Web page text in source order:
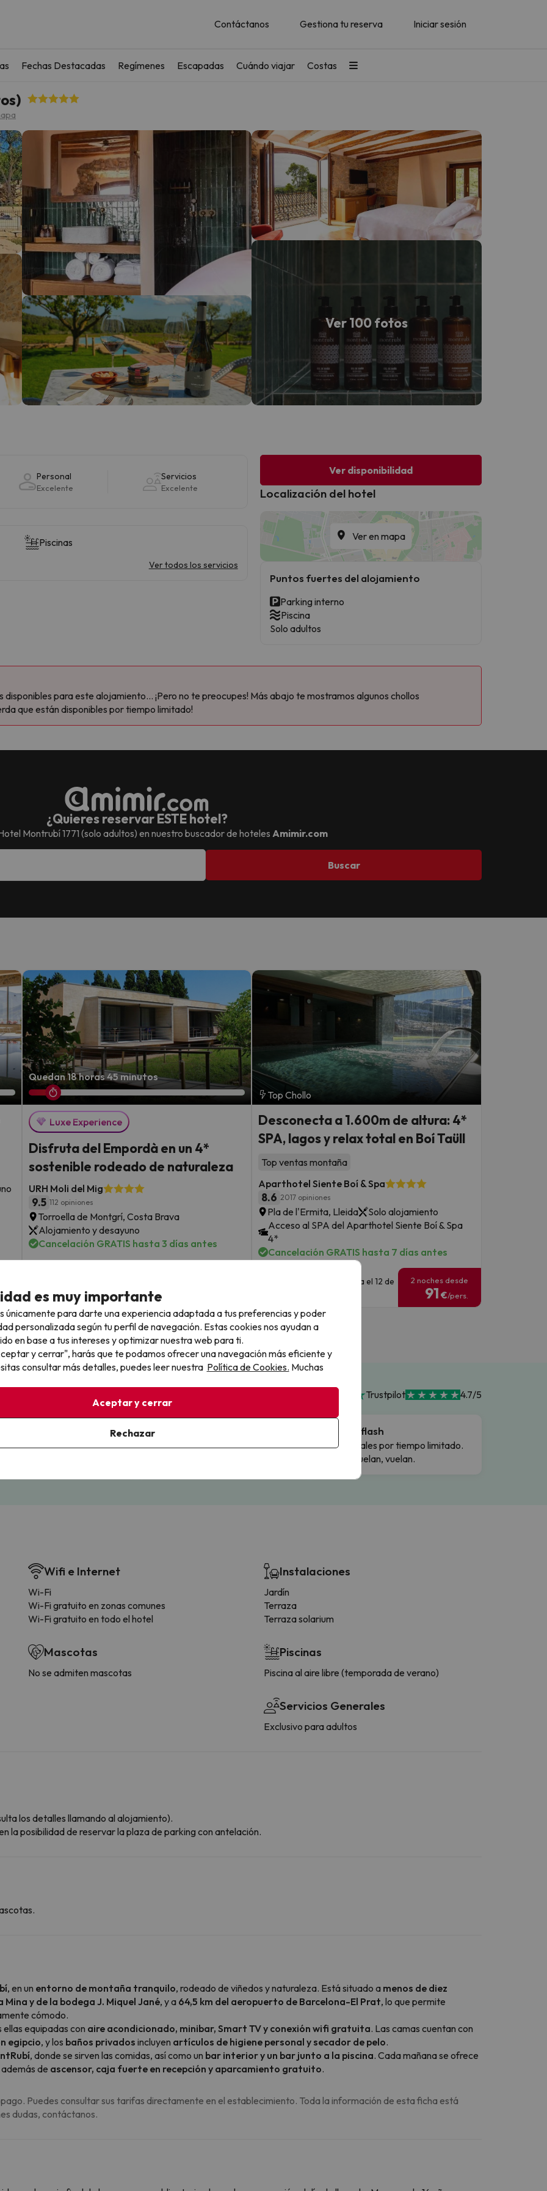
Contáctanos Gestiona tu reserva Iniciar sesión
Fechas Destacadas Regímenes Escapadas Cuándo viajar Costas
Ver 100 fotos
Personal
Excelente
Servicios
Excelente
Piscinas
Ver todos los servicios
Ver disponibilidad
Localización del hotel
Ver en mapa
Puntos fuertes del alojamiento
Parking interno
Piscina
Solo adultos
para este alojamiento... ¡Pero no te preocupes! Más abajo te mostramos algunos chollos
que están disponibles por tiempo limitado!
¿Quieres reservar ESTE hotel?
Montrubí 1771 (solo adultos) en nuestro buscador de hoteles Amimir.com
Buscar
Quedan 18 horas 45 minutos
Luxe Experience
Disfruta del Empordà en un 4*
sostenible rodeado de naturaleza
URH Moli del Mig
9.5 112 opiniones
Torroella de Montgrí, Costa Brava
Alojamiento y desayuno
Cancelación GRATIS hasta 3 días antes
agosto al 1 de noviembre de 2026
Top Chollo
Desconecta a 1.600m de altura: 4*
SPA, lagos y relax total en Boí Taüll
Top ventas montaña
Aparthotel Siente Boí & Spa
8.6 2017 opiniones
Pla de l'Ermita, Lleida
Solo alojamiento
Acceso al SPA del Aparthotel Siente Boí & Spa
4*
Cancelación GRATIS hasta 7 días antes
Fechas para viajar: hasta el 12 de
2 noches desde
91 €/pers.
Ver todos los chollos
Trustpilot 4.7/5
y cancelaciones con total
Paga a tu ritmo
Fracciona o financia tu viaje.
Ofertas flash
Precios reales por tiempo limitado.
Cuando vuelan, vuelan.
Wifi e Internet
Wi-Fi
Wi-Fi gratuito en zonas comunes
Wi-Fi gratuito en todo el hotel
Mascotas
No se admiten mascotas
Instalaciones
Jardín
Terraza
Terraza solarium
Piscinas
Piscina al aire libre (temporada de verano)
Servicios Generales
Exclusivo para adultos
los detalles llamando al alojamiento).
la posibilidad de reservar la plaza de parking con antelación.
, en un entorno de montaña tranquilo, rodeado de viñedos y naturaleza. Está situado a menos de diez
y de la bodega J. Miquel Jané, y a 64,5 km del aeropuerto de Barcelona-El Prat, lo que permite
cómodo.
ellas equipadas con aire acondicionado, minibar, Smart TV y conexión wifi gratuita. Las camas cuentan con
egipcio, y los baños privados incluyen artículos de higiene personal y secador de pelo.
, donde se sirven las comidas, así como un bar interior y un bar junto a la piscina. Cada mañana se ofrece
de ascensor, caja fuerte en recepción y aparcamiento gratuito.
Puedes consultar sus tarifas directamente en el establecimiento. Toda la información de esta ficha está
dudas, contáctanos.
es muy importante
únicamente para darte una experiencia adaptada a tus preferencias y poder
personalizada según tu perfil de navegación. Estas cookies nos ayudan a
en base a tus intereses y optimizar nuestra web para ti.
y cerrar", harás que te podamos ofrecer una navegación más eficiente y
consultar más detalles, puedes leer nuestra Política de Cookies. Muchas
Aceptar y cerrar
Rechazar